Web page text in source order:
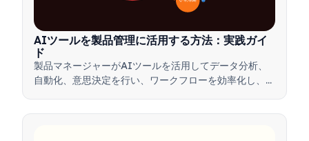
AIツールを製品管理に活用する方法：実践ガイ
ド
製品マネージャーがAIツールを活用してデータ分析、
自動化、意思決定を行い、ワークフローを効率化し、製